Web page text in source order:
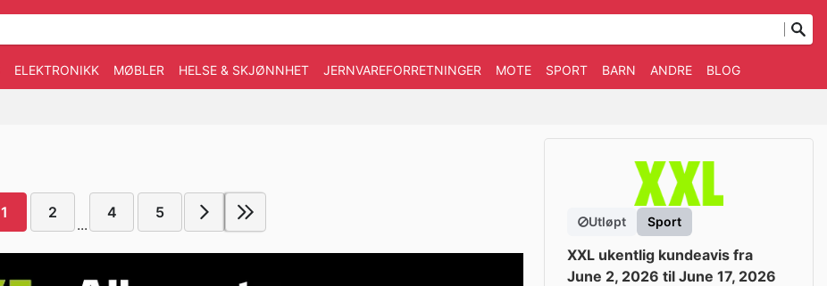
ELEKTRONIKK MØBLER HELSE & SKJØNNHET JERNVAREFORRETNINGER MOTE SPORT BARN ANDRE BLOG
1 2
...
4 5
Utløpt Sport
XXL ukentlig kundeavis fra
June 2, 2026 til June 17, 2026